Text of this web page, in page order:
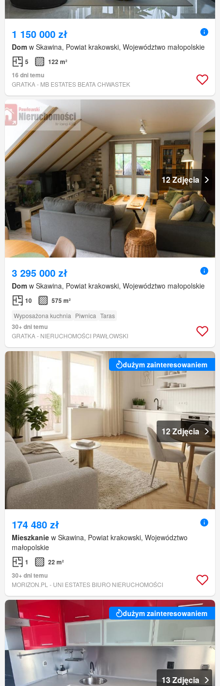
1 150 000 zł
Dom w Skawina, Powiat krakowski, Województwo małopolskie
5
122 m²
16 dni temu
GRATKA - MB ESTATES BEATA CHWASTEK
12 Zdjęcia
3 295 000 zł
Dom w Skawina, Powiat krakowski, Województwo małopolskie
10 575 m²
Wyposażona kuchnia Piwnica Taras
30+ dni temu
GRATKA - NIERUCHOMOŚCI PAWŁOWSKI
dużym zainteresowaniem
12 Zdjęcia
174 480 zł
Mieszkanie w Skawina, Powiat krakowski, Województwo
małopolskie
1
22 m²
30+ dni temu
MORIZON.PL - UNI ESTATES BIURO NIERUCHOMOŚCI
dużym zainteresowaniem
13 Zdjęcia